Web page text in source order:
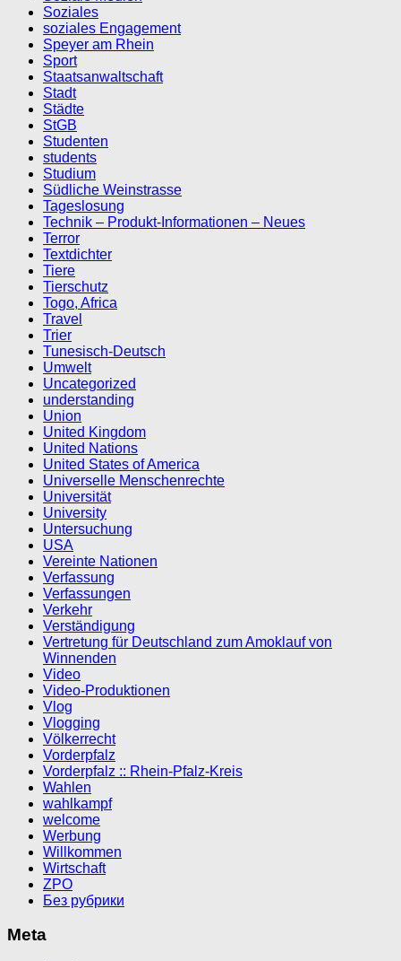
Soziales
soziales Engagement
Speyer am Rhein
Sport
Staatsanwaltschaft
Stadt
Städte
StGB
Studenten
students
Studium
Südliche Weinstrasse
Tageslosung
Technik – Produkt-Informationen – Neues
Terror
Textdichter
Tiere
Tierschutz
Togo, Africa
Travel
Trier
Tunesisch-Deutsch
Umwelt
Uncategorized
understanding
Union
United Kingdom
United Nations
United States of America
Universelle Menschenrechte
Universität
University
Untersuchung
USA
Vereinte Nationen
Verfassung
Verfassungen
Verkehr
Verständigung
Vertretung für Deutschland zum Amoklauf von
Winnenden
Video
Video-Produktionen
Vlog
Vlogging
Völkerrecht
Vorderpfalz
Vorderpfalz :: Rhein-Pfalz-Kreis
Wahlen
wahlkampf
welcome
Werbung
Willkommen
Wirtschaft
ZPO
Без рубрики
Meta